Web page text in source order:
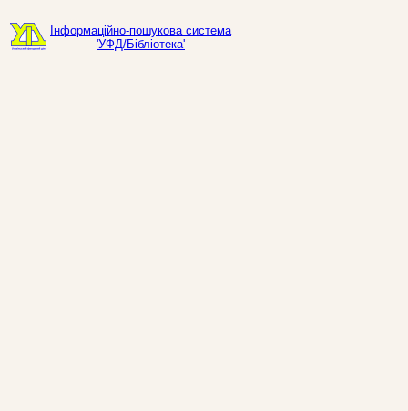
Інформаційно-пошукова система
'УФД/Бібліотека'